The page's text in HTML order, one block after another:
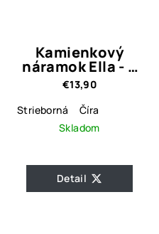
Kamienkový
náramok Ella - 3
farebné varianty
€13,90
Strieborná
Číra
Skladom
Detail